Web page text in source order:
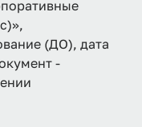
(ДО), дата
-